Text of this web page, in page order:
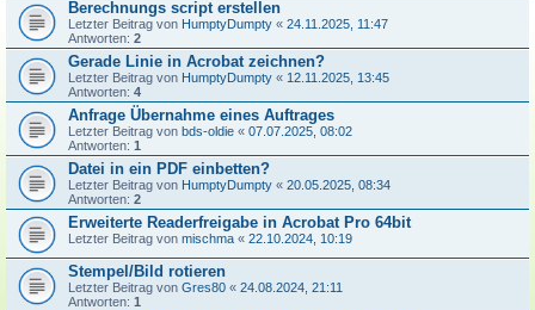
Berechnungs script erstellen
Letzter Beitrag von HumptyDumpty « 24.11.2025, 11:47
Antworten: 2
Gerade Linie in Acrobat zeichnen?
Letzter Beitrag von HumptyDumpty « 12.11.2025, 13:45
Antworten: 4
Anfrage Übernahme eines Auftrages
Letzter Beitrag von bds-oldie « 07.07.2025, 08:02
Antworten: 1
Datei in ein PDF einbetten?
Letzter Beitrag von HumptyDumpty « 20.05.2025, 08:34
Antworten: 2
Erweiterte Readerfreigabe in Acrobat Pro 64bit
Letzter Beitrag von mischma « 22.10.2024, 10:19
Stempel/Bild rotieren
Letzter Beitrag von Gres80 « 24.08.2024, 21:11
Antworten: 1